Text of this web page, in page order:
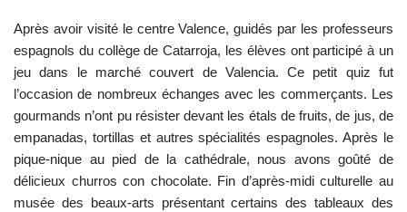
Après avoir visité le centre Valence, guidés par les professeurs
espagnols du collège de Catarroja, les élèves ont participé à un
jeu dans le marché couvert de Valencia. Ce petit quiz fut
l’occasion de nombreux échanges avec les commerçants. Les
gourmands n’ont pu résister devant les étals de fruits, de jus, de
empanadas, tortillas et autres spécialités espagnoles. Après le
pique-nique au pied de la cathédrale, nous avons goûté de
délicieux churros con chocolate. Fin d’après-midi culturelle au
musée des beaux-arts présentant certains des tableaux des